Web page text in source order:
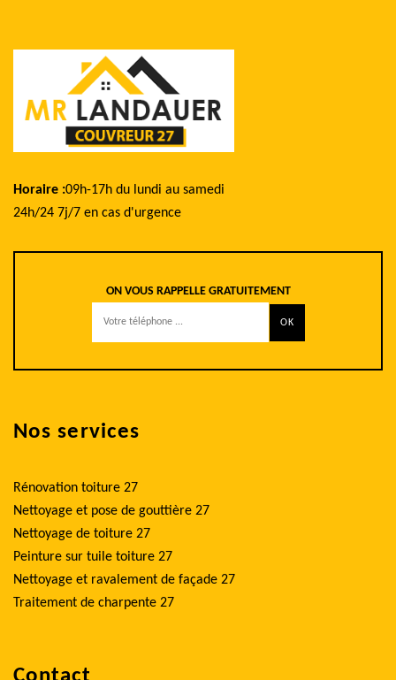
Horaire :09h-17h du lundi au samedi
24h/24 7j/7 en cas d'urgence
ON VOUS RAPPELLE GRATUITEMENT
Nos services
Rénovation toiture 27
Nettoyage et pose de gouttière 27
Nettoyage de toiture 27
Peinture sur tuile toiture 27
Nettoyage et ravalement de façade 27
Traitement de charpente 27